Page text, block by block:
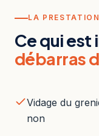
LA PRESTATION
Ce qui est
débarras
Vidage du
non